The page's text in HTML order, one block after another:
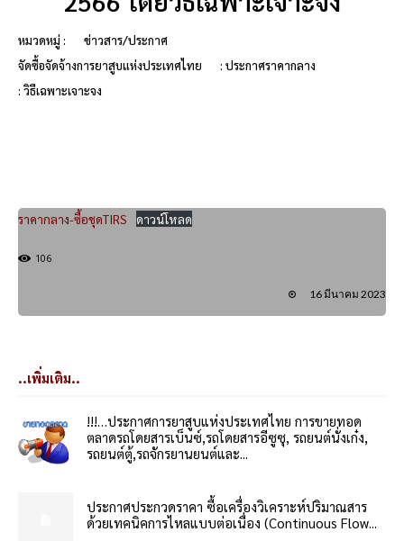
หมวดหมู่ :
ข่าวสาร/ประกาศ
จัดซื้อจัดจ้างการยาสูบแห่งประเทศไทย
: ประกาศราคากลาง
: วิธีเฉพาะเจาะจง
ราคากลาง-ซื้อชุดTIRS ดาวน์โหลด
106
16 มีนาคม 2023
..เพิ่มเติม..
!!!…ประกาศการยาสูบแห่งประเทศไทย การขายทอด
ตลาดรถโดยสารเบ็นซ์,รถโดยสารอีซูซุ, รถยนต์นั่งเก๋ง,
รถยนต์ตู้,รถจักรยานยนต์และ...
ประกาศประกวดราคา ซื้อเครื่องวิเคราะห์ปริมาณสาร
ด้วยเทคนิคการไหลแบบต่อเนื่อง (Continuous Flow...